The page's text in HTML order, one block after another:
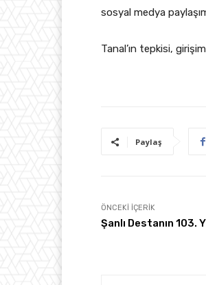
sosyal medya
Tanal’ın tepkisi,
Paylaş
ÖNCEKI İÇERIK
Şanlı Destanın 103.